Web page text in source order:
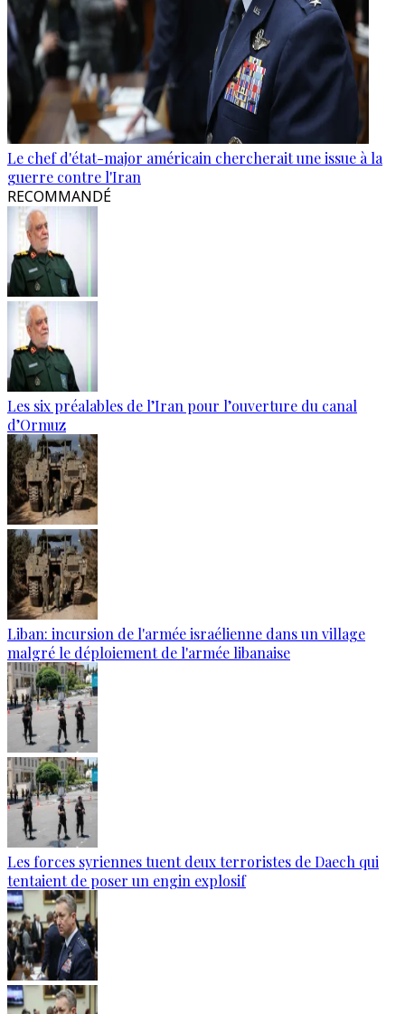
Le chef d'état-major américain chercherait une issue à la
guerre contre l'Iran
RECOMMANDÉ
Les six préalables de l’Iran pour l’ouverture du canal
d’Ormuz
Liban: incursion de l'armée israélienne dans un village
malgré le déploiement de l'armée libanaise
Les forces syriennes tuent deux terroristes de Daech qui
tentaient de poser un engin explosif